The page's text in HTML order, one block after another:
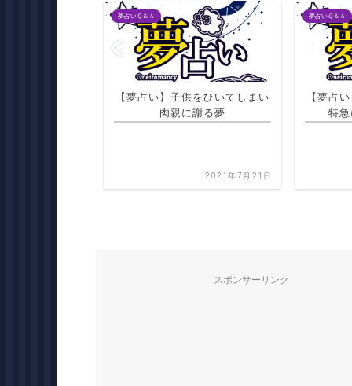
夢占いＱ＆Ａ
【夢占い】子供をひいてしまい
肉親に謝る夢
2021年7月21日
夢占いＱ＆Ａ
【夢占
特
スポンサーリンク